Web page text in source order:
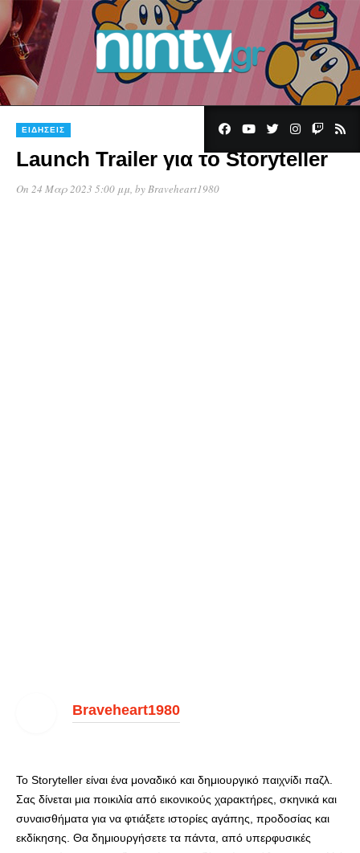
ΕΙΔΉΣΕΙΣ
Launch Trailer για το Storyteller
On 24 Μαρ 2023 5:00 μμ, byBraveheart1980
Braveheart1980
Το Storyteller είναι ένα μοναδικό και δημιουργικό παιχνίδι παζλ.
Σας δίνεται μια ποικιλία από εικονικούς χαρακτήρες, σκηνικά και
συναισθήματα για να φτιάξετε ιστορίες αγάπης, προδοσίας και
εκδίκησης. Θα δημιουργήσετε τα πάντα, από υπερφυσικές